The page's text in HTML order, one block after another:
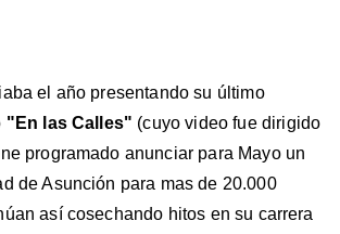
el año presentando su último
"En las Calles" (cuyo video fue dirigido
programado anunciar para Mayo un
de Asunción para mas de 20.000
así cosechando hitos en su carrera